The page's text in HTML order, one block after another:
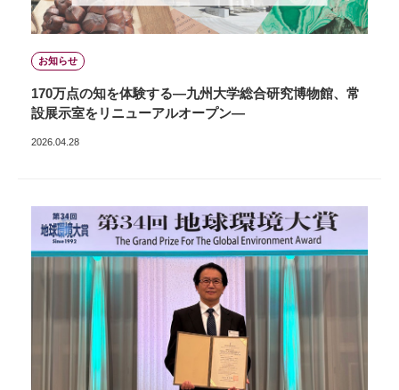
お知らせ
170万点の知を体験する―九州大学総合研究博物館、常
設展示室をリニューアルオープン―
2026.04.28